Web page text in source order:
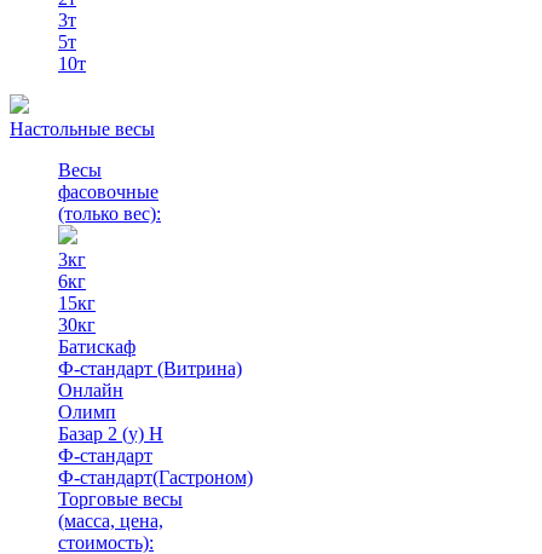
3т
5т
10т
Настольные весы
Весы
фасовочные
(только вес):
3кг
6кг
15кг
30кг
Батискаф
Ф-стандарт (Витрина)
Онлайн
Олимп
Базар 2 (у) Н
Ф-стандарт
Ф-стандарт(Гастроном)
Торговые весы
(масса, цена,
стоимость):